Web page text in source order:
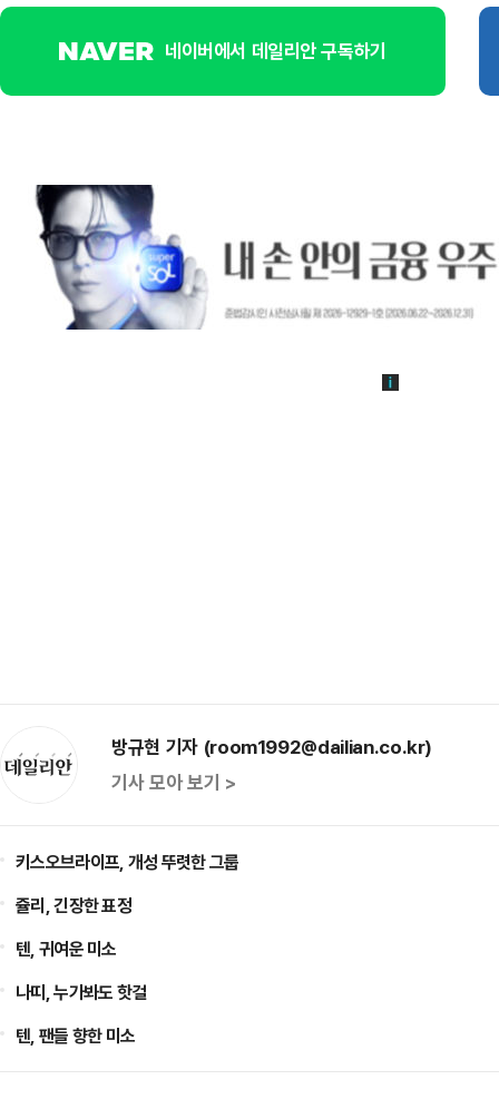
네이버에서 데일리안 구독하기
방규현 기자 (room1992@dailian.co.kr)
기사 모아 보기 >
키스오브라이프, 개성 뚜렷한 그룹
쥴리, 긴장한 표정
텐, 귀여운 미소
나띠, 누가봐도 핫걸
텐, 팬들 향한 미소